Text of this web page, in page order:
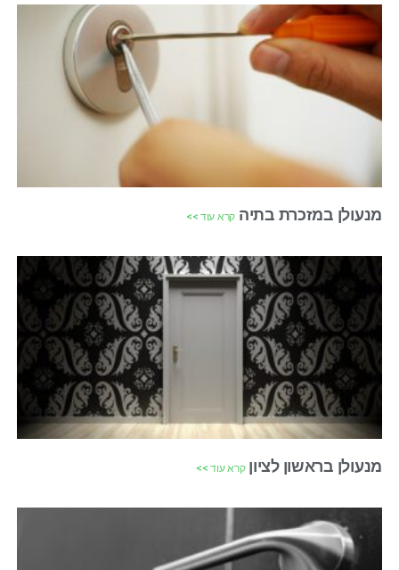
מנעולן במזכרת בתיה קרא עוד >>
מנעולן בראשון לציוןקרא עוד >>